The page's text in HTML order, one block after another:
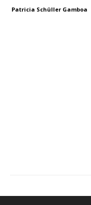
Patricia Schüller Gamboa